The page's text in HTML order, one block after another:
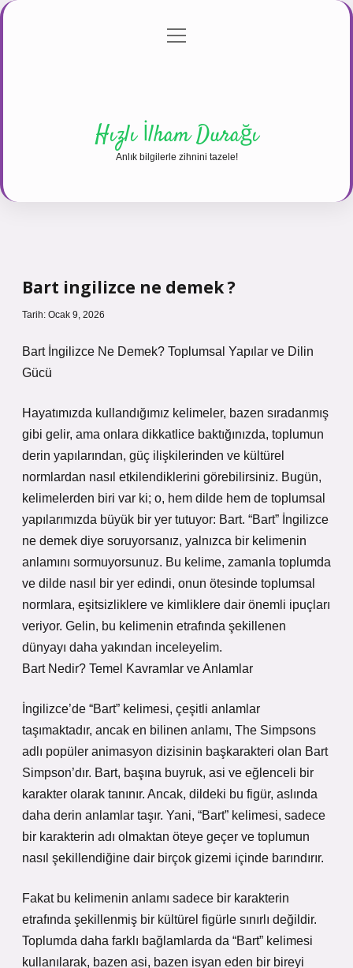
Gizlilik Politikası
menüyü
Hızlı İlham Durağı
Anlık bilgilerle zihnini tazele!
Bart ingilizce ne demek ?
Tarih: Ocak 9, 2026
Bart İngilizce Ne Demek? Toplumsal Yapılar ve Dilin
Gücü
Hayatımızda kullandığımız kelimeler, bazen sıradanmış
gibi gelir, ama onlara dikkatlice baktığınızda, toplumun
derin yapılarından, güç ilişkilerinden ve kültürel
normlardan nasıl etkilendiklerini görebilirsiniz. Bugün,
kelimelerden biri var ki; o, hem dilde hem de toplumsal
yapılarımızda büyük bir yer tutuyor: Bart. “Bart” İngilizce
ne demek diye soruyorsanız, yalnızca bir kelimenin
anlamını sormuyorsunuz. Bu kelime, zamanla toplumda
ve dilde nasıl bir yer edindi, onun ötesinde toplumsal
normlara, eşitsizliklere ve kimliklere dair önemli ipuçları
veriyor. Gelin, bu kelimenin etrafında şekillenen
dünyayı daha yakından inceleyelim.
Bart Nedir? Temel Kavramlar ve Anlamlar
İngilizce’de “Bart” kelimesi, çeşitli anlamlar
taşımaktadır, ancak en bilinen anlamı, The Simpsons
adlı popüler animasyon dizisinin başkarakteri olan Bart
Simpson’dır. Bart, başına buyruk, asi ve eğlenceli bir
karakter olarak tanınır. Ancak, dildeki bu figür, aslında
daha derin anlamlar taşır. Yani, “Bart” kelimesi, sadece
bir karakterin adı olmaktan öteye geçer ve toplumun
nasıl şekillendiğine dair birçok gizemi içinde barındırır.
Fakat bu kelimenin anlamı sadece bir karakterin
etrafında şekillenmiş bir kültürel figürle sınırlı değildir.
Toplumda daha farklı bağlamlarda da “Bart” kelimesi
kullanılarak, bazen asi, bazen isyan eden bir bireyi